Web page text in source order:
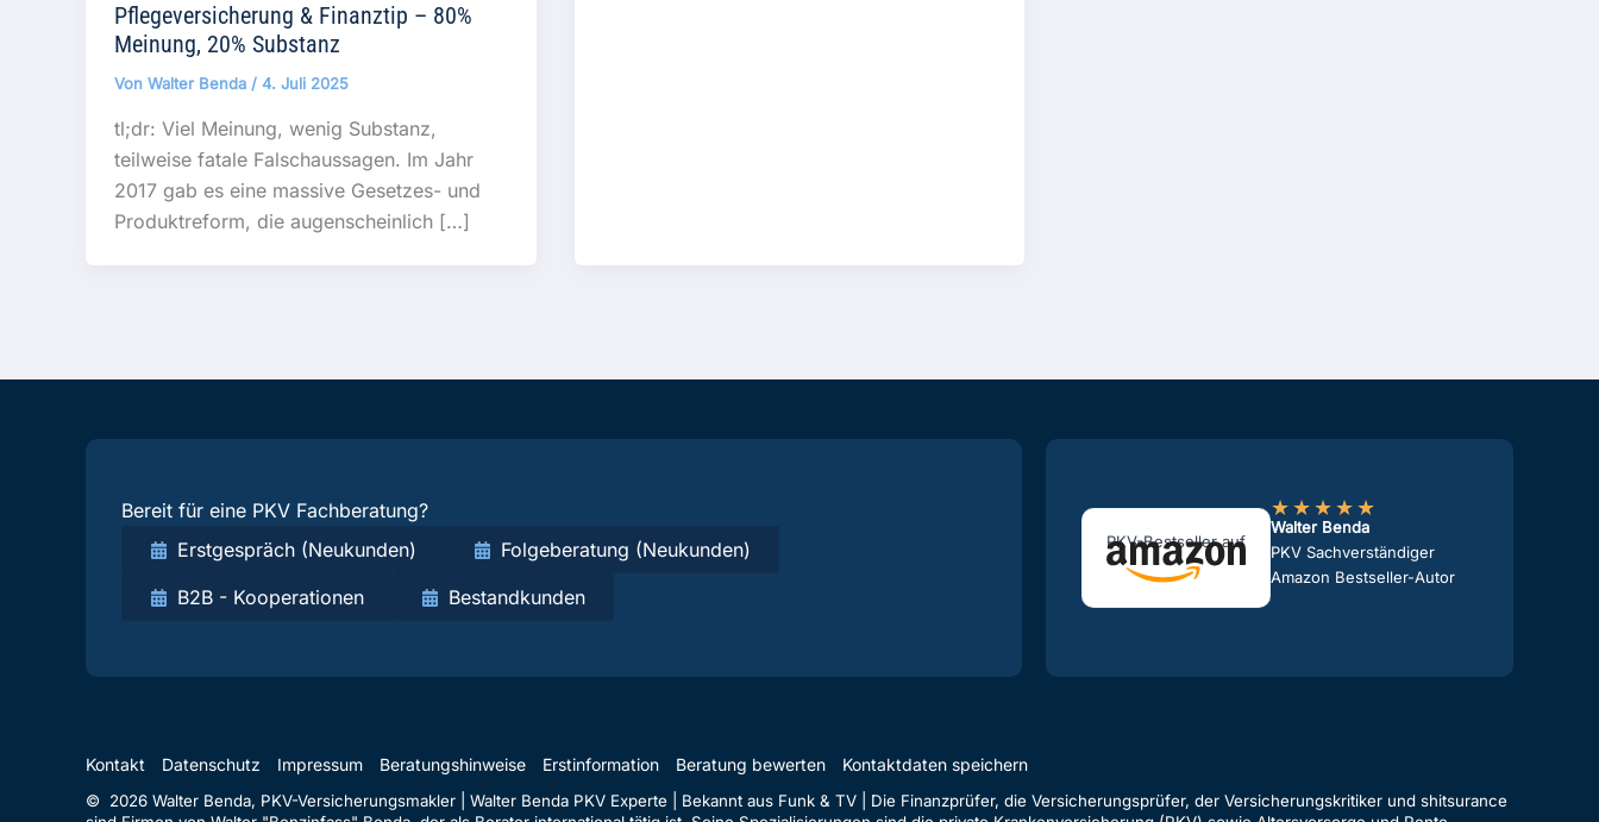
Pflegeversicherung & Finanztip – 80%
Meinung, 20% Substanz
Von Walter Benda / 4. Juli 2025
tl;dr: Viel Meinung, wenig Substanz,
teilweise fatale Falschaussagen. Im Jahr
2017 gab es eine massive Gesetzes- und
Produktreform, die augenscheinlich […]
Bereit für eine PKV Fachberatung?
Erstgespräch (Neukunden)
Folgeberatung (Neukunden)
B2B - Kooperationen
Bestandkunden
PKV-Bestseller auf
★★★★★
Walter Benda
PKV Sachverständiger
Amazon Bestseller-Autor
Kontakt Datenschutz Impressum Beratungshinweise Erstinformation Beratung bewerten Kontaktdaten speichern
© 2026 Walter Benda, PKV-Versicherungsmakler | Walter Benda PKV Experte | Bekannt aus Funk & TV | Die Finanzprüfer, die Versicherungsprüfer, der Versicherungskritiker und shitsurance